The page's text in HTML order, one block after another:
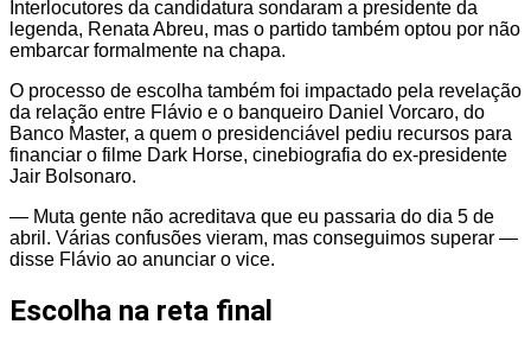
Interlocutores da candidatura sondaram a presidente da
legenda, Renata Abreu, mas o partido também optou por não
embarcar formalmente na chapa.
O processo de escolha também foi impactado pela revelação
da relação entre Flávio e o banqueiro Daniel Vorcaro, do
Banco Master, a quem o presidenciável pediu recursos para
financiar o filme Dark Horse, cinebiografia do ex-presidente
Jair Bolsonaro.
— Muta gente não acreditava que eu passaria do dia 5 de
abril. Várias confusões vieram, mas conseguimos superar —
disse Flávio ao anunciar o vice.
Escolha na reta final